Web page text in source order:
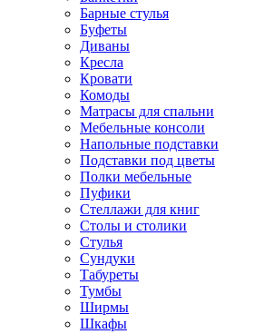
Барные стулья
Буфеты
Диваны
Кресла
Кровати
Комоды
Матрасы для спальни
Мебельные консоли
Напольные подставки
Подставки под цветы
Полки мебельные
Пуфики
Стеллажи для книг
Столы и столики
Стулья
Сундуки
Табуреты
Тумбы
Ширмы
Шкафы